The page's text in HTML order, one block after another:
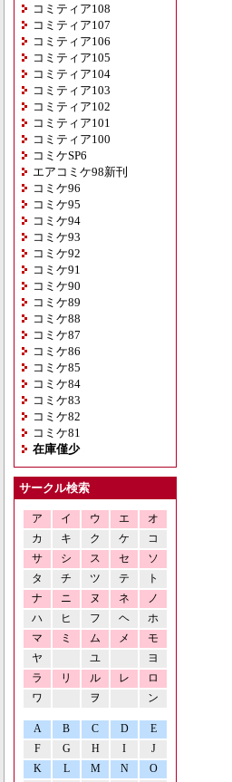
コミティア108
コミティア107
コミティア106
コミティア105
コミティア104
コミティア103
コミティア102
コミティア101
コミティア100
コミケSP6
エアコミケ98新刊
コミケ96
コミケ95
コミケ94
コミケ93
コミケ92
コミケ91
コミケ90
コミケ89
コミケ88
コミケ87
コミケ86
コミケ85
コミケ84
コミケ83
コミケ82
コミケ81
在庫僅少
サークル検索
ア イ ウ エ
オ
カ
キ ク ケ
コ
サ
シ ス セ
ソ
タ
チ ツ テ
ト
ナ
ニ ヌ ネ
ノ
ハ
ヒ フ ヘ
ホ
マ
ミ ム メ
モ
ヤ
ユ
ヨ
ラ
リ ル レ
ロ
ワ
ヲ ン
A B C D
E
F
G H I
J
K
L M N O